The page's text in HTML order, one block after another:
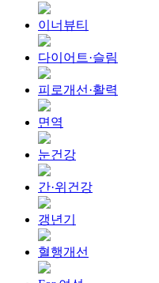
이너뷰티
다이어트·슬림
피로개선·활력
면역
눈건강
간·위건강
갱년기
혈행개선